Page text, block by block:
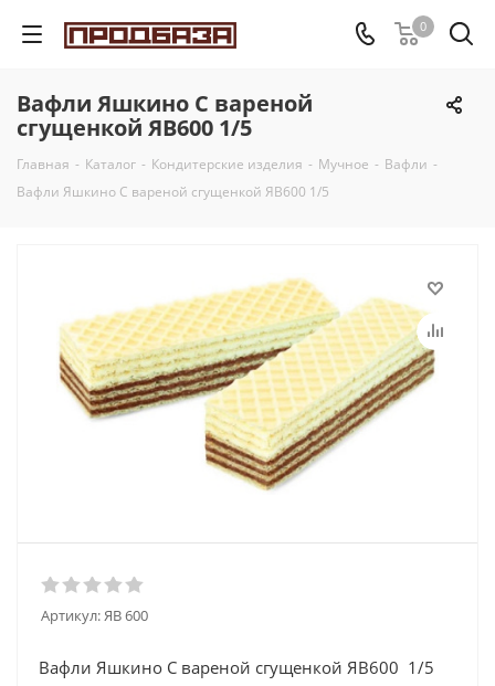
0
Вафли Яшкино С вареной
сгущенкой ЯВ600 1/5
Главная - Каталог - Кондитерские изделия - Мучное - Вафли -
Вафли Яшкино С вареной сгущенкой ЯВ600 1/5
Артикул:ЯВ 600
Вафли Яшкино С вареной сгущенкой ЯВ600 1/5